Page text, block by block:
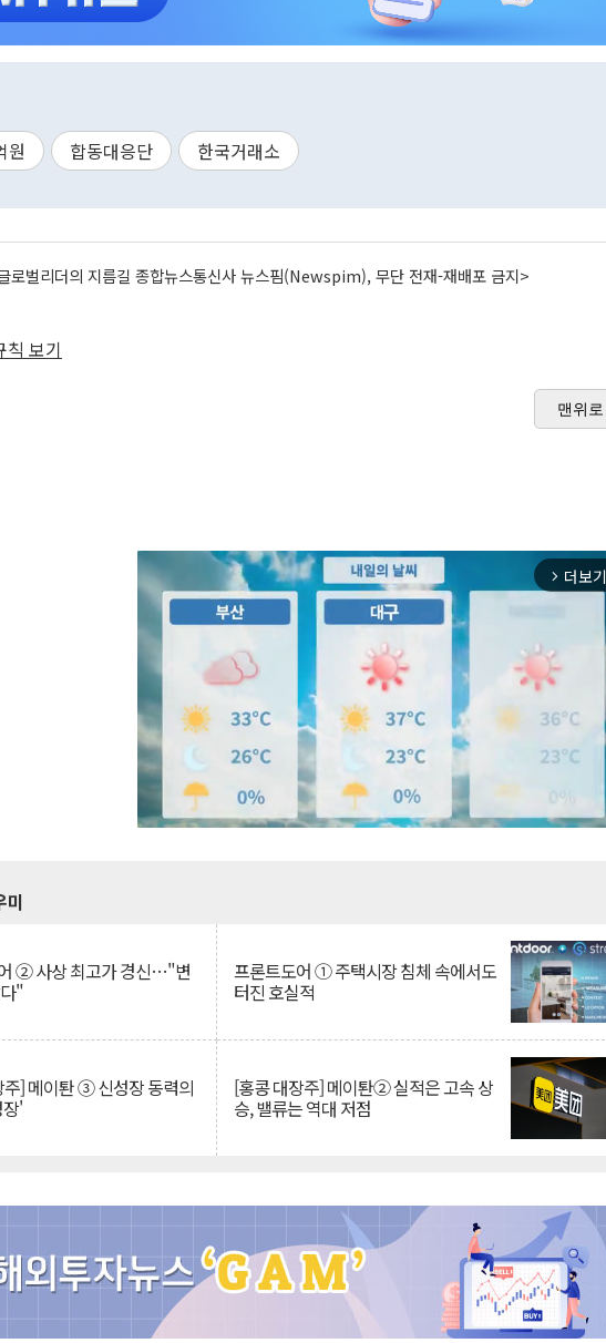
원 합동대응단 한국거래소
로벌리더의 지름길 종합뉴스통신사 뉴스핌(Newspim), 무단 전재-재배포 금지>
칙 보기
맨위로
arrow_forward_ios 더보기
미
② 사상 최고가 경신…"변
"
프론트도어 ① 주택시장 침체 속에서도
터진 호실적
주] 메이퇀 ③ 신성장 동력의
'
[홍콩 대장주] 메이퇀② 실적은 고속 상
승, 밸류는 역대 저점